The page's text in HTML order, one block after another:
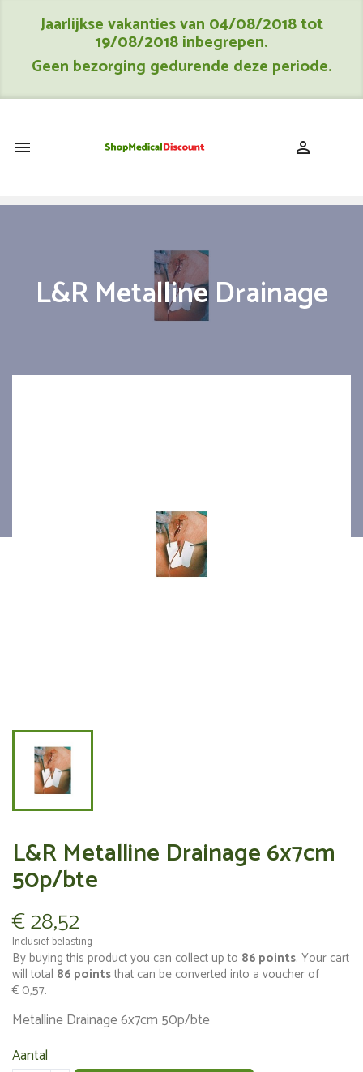
Jaarlijkse vakanties van 04/08/2018 tot
19/08/2018 inbegrepen.
Geen bezorging gedurende deze periode.
 
L&R Metalline Drainage
L&R Metalline Drainage 6x7cm
50p/bte
€ 28,52
Inclusief belasting
By buying this product you can collect up to 86 points. Your cart
will total 86 pointsthat can be converted into a voucher of
€ 0,57.
Metalline Drainage 6x7cm 50p/bte
Aantal